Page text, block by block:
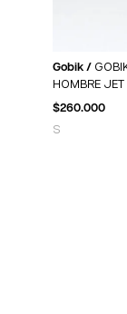
Gobik /
HOMBRE JET
$260.000
S